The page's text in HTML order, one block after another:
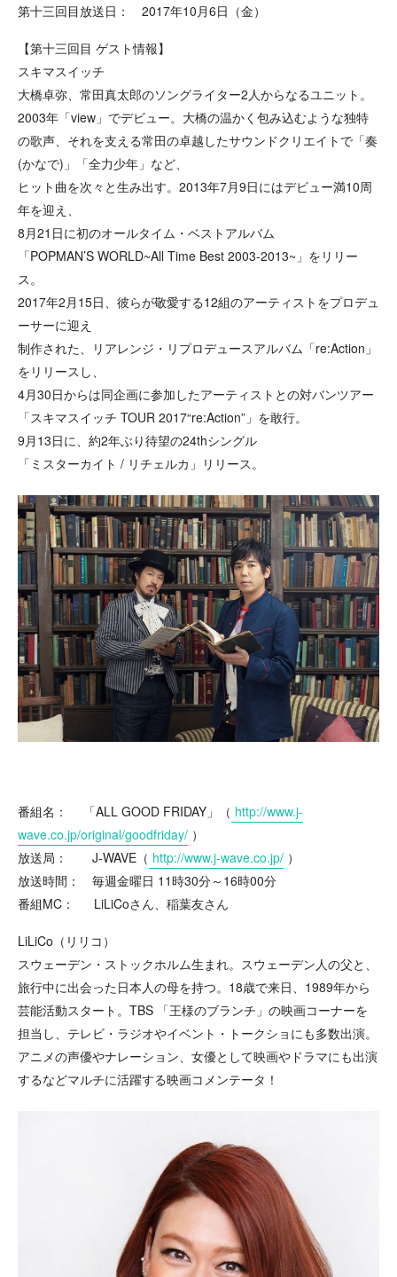
第十三回目放送日： 2017年10月6日（金）
【第十三回目 ゲスト情報】
スキマスイッチ
大橋卓弥、常田真太郎のソングライター2人からなるユニット。
2003年「view」でデビュー。大橋の温かく包み込むような独特
の歌声、それを支える常田の卓越したサウンドクリエイトで「奏
(かなで)」「全力少年」など、
ヒット曲を次々と生み出す。2013年7月9日にはデビュー満10周
年を迎え、
8月21日に初のオールタイム・ベストアルバム
「POPMAN’S WORLD~All Time Best 2003-2013~」をリリー
ス。
2017年2月15日、彼らが敬愛する12組のアーティストをプロデュ
ーサーに迎え
制作された、リアレンジ・リプロデュースアルバム「re:Action」
をリリースし、
4月30日からは同企画に参加したアーティストとの対バンツアー
「スキマスイッチ TOUR 2017“re:Action”」を敢行。
9月13日に、約2年ぶり待望の24thシングル
「ミスターカイト / リチェルカ」リリース。
番組名： 「ALL GOOD FRIDAY」（ http://www.j-
wave.co.jp/original/goodfriday/ ）
放送局： J-WAVE（ http://www.j-wave.co.jp/ ）
放送時間： 毎週金曜日 11時30分～16時00分
番組MC： LiLiCoさん、稲葉友さん
LiLiCo（リリコ）
スウェーデン・ストックホルム生まれ。スウェーデン人の父と、
旅行中に出会った日本人の母を持つ。18歳で来日、1989年から
芸能活動スタート。 TBS 「王様のブランチ」の映画コーナーを
担当し、テレビ・ラジオやイベント・トークショにも多数出演。
アニメの声優やナレーション、女優として映画やドラマにも出演
するなどマルチに活躍する映画コメンテータ！